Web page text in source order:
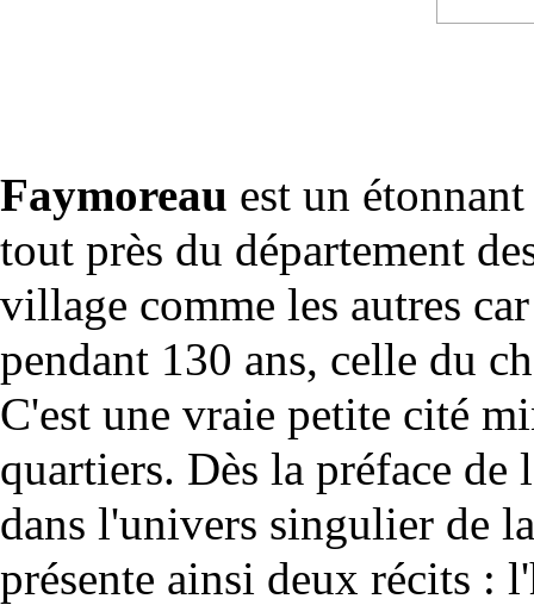
Faymoreau est un
tout près du département
village comme les autres
pendant 130 ans, celle du
C'est une vraie petite cité
quartiers. Dès la préface
dans l'univers singulier de
présente ainsi deux récits :